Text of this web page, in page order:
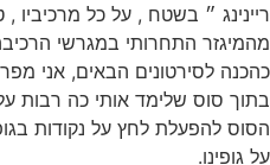
ריינינג ״ בשטח , על כל מרכיביו ,
מהמיגזר התחרותי במגרשי
כהכנה לסירטונים הבאים, אני
בתוך סוס שלימד אותי כה רבות
הסוס להפעלת לחץ על נקודות
על גופינו.